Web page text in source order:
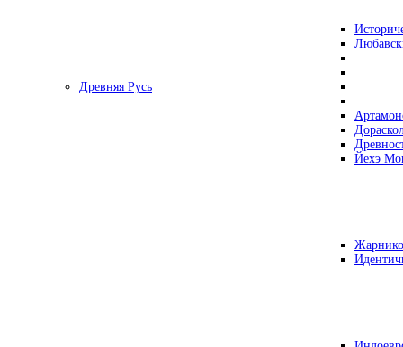
Древняя Русь
Йехэ